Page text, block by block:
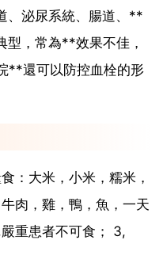
、泌尿系統、腸道、**
型，常為**效果不佳，
**還可以防控血栓的形
：大米，小米，糯米，
肉，雞，鴨，魚，一天
重患者不可食； 3,